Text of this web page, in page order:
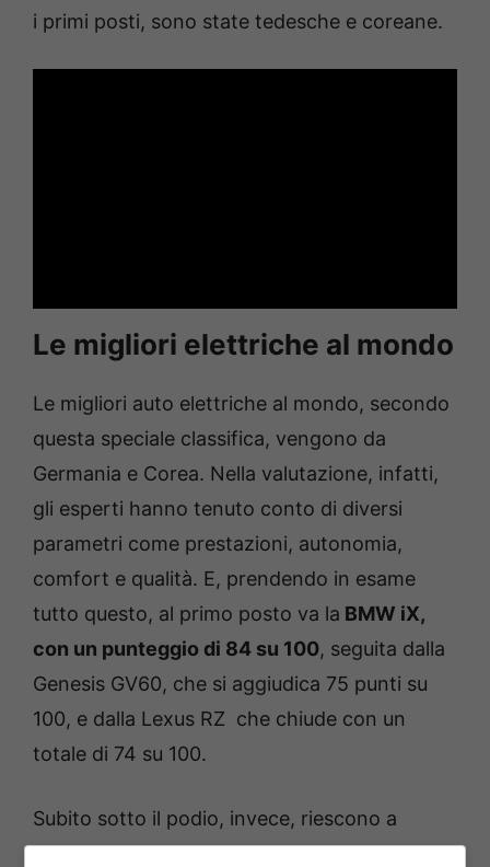
i primi posti, sono state tedesche e coreane.
Le migliori elettriche al mondo
Le migliori auto elettriche al mondo, secondo
questa speciale classifica, vengono da
Germania e Corea. Nella valutazione, infatti,
gli esperti hanno tenuto conto di diversi
parametri come prestazioni, autonomia,
comfort e qualità. E, prendendo in esame
tutto questo, al primo posto va la BMW iX,
con un punteggio di 84 su 100, seguita dalla
Genesis GV60, che si aggiudica 75 punti su
100, e dalla Lexus RZ che chiude con un
totale di 74 su 100.
Subito sotto il podio, invece, riescono a
piazzarsi le Audi Q4 e-tron e Q8 e-tron, con